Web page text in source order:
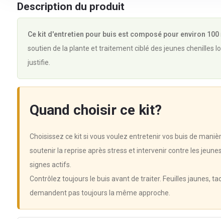
Description du produit
Ce kit d'entretien pour buis est composé pour environ 100
soutien de la plante et traitement ciblé des jeunes chenilles
justifie.
Quand choisir ce kit?
Choisissez ce kit si vous voulez entretenir vos buis de
soutenir la reprise après stress et intervenir contre les
signes actifs.
Contrôlez toujours le buis avant de traiter. Feuilles jaunes,
demandent pas toujours la même approche.